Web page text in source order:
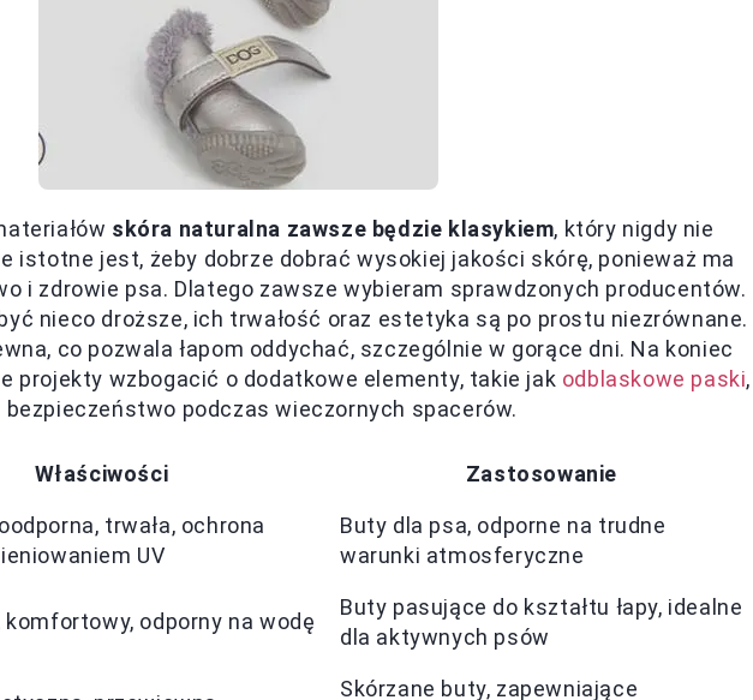
skóra naturalna zawsze będzie klasykiem, który nigdy nie
istotne jest, żeby dobrze dobrać wysokiej jakości skórę, ponieważ ma
i zdrowie psa. Dlatego zawsze wybieram sprawdzonych producentów.
nieco droższe, ich trwałość oraz estetyka są po prostu niezrównane.
co pozwala łapom oddychać, szczególnie w gorące dni. Na koniec
projekty wzbogacić o dodatkowe elementy, takie jak odblaskowe paski,
podczas wieczornych spacerów.
Właściwości Zastosowanie
trwała, ochrona
UV
Buty dla psa, odporne na trudne
warunki atmosferyczne
komfortowy, odporny na wodę
Buty pasujące do kształtu łapy, idealne
dla aktywnych psów
Skórzane buty, zapewniające